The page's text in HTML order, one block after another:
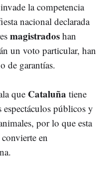
la competencia
nacional declarada
magistrados han
un voto particular, han
de garantías.
que Cataluña tiene
públicos y
por lo que esta
en